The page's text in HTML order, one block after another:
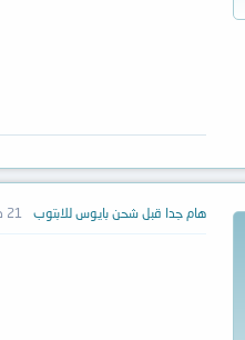
هام جدا قبل شحن بايوس للابتوب 21 ديسمبر 2011